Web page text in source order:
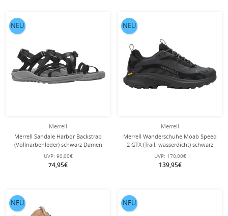
Merrell
Merrell Sandale Harbor Backstrap
(Vollnarbenleder) schwarz Damen
UVP: 90,00€
74,95€
NEU
Merrell
Merrell Wanderschuhe Moab Speed
2 GTX (Trail, wasserdicht) schwarz
UVP: 170,00€
139,95€
NEU
NEU NEU